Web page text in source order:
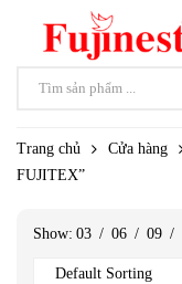
Trang chủ Cửa hàng
FUJITEX”
Show: 03 / 06 / 09 /